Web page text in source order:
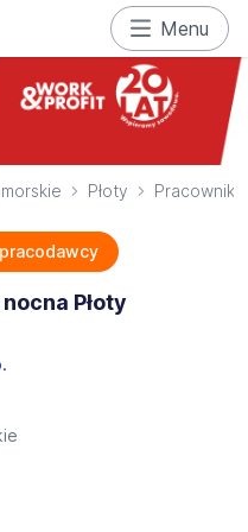
Menu
Płoty Pracownik
Płoty